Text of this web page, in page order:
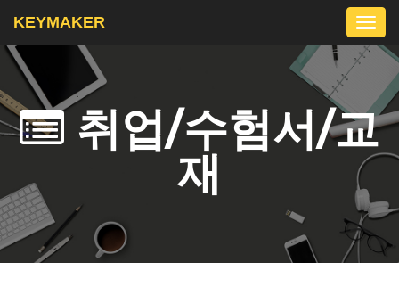
KEYMAKER
취업/수험서/교
재